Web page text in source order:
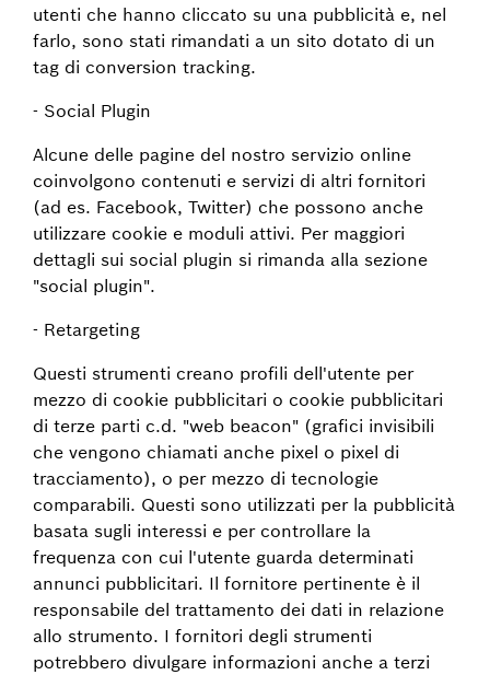
utenti che hanno cliccato su una pubblicità e, nel
farlo, sono stati rimandati a un sito dotato di un
tag di conversion tracking.
- Social Plugin
Alcune delle pagine del nostro servizio online
coinvolgono contenuti e servizi di altri fornitori
(ad es. Facebook, Twitter) che possono anche
utilizzare cookie e moduli attivi. Per maggiori
dettagli sui social plugin si rimanda alla sezione
"social plugin".
- Retargeting
Questi strumenti creano profili dell'utente per
mezzo di cookie pubblicitari o cookie pubblicitari
di terze parti c.d. "web beacon" (grafici invisibili
che vengono chiamati anche pixel o pixel di
tracciamento), o per mezzo di tecnologie
comparabili. Questi sono utilizzati per la pubblicità
basata sugli interessi e per controllare la
frequenza con cui l'utente guarda determinati
annunci pubblicitari. Il fornitore pertinente è il
responsabile del trattamento dei dati in relazione
allo strumento. I fornitori degli strumenti
potrebbero divulgare informazioni anche a terzi